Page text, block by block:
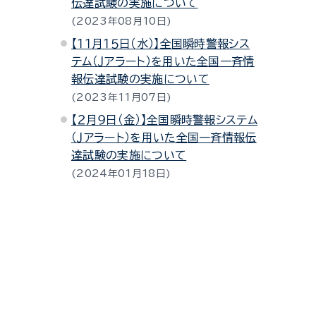
伝達試験の実施について
2023年08月10日
【１１月１５日（水）】全国瞬時警報シス
テム（Ｊアラート）を用いた全国一斉情
報伝達試験の実施について
2023年11月07日
【２月９日（金）】全国瞬時警報システム
（Ｊアラート）を用いた全国一斉情報伝
達試験の実施について
2024年01月18日